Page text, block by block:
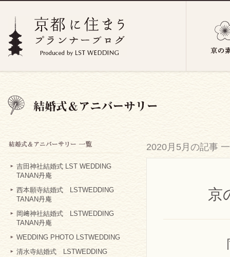
吉田神社結婚式 LST WEDDING
TANAN丹庵
西本願寺結婚式 LSTWEDDING
TANAN丹庵
岡﨑神社結婚式 LSTWEDDING
TANAN丹庵
WEDDING PHOTO LSTWEDDING
清水寺結婚式 LSTWEDDING
2020月5月の記事
京